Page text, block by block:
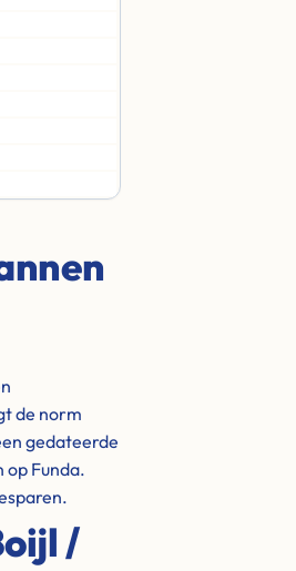
de norm
gedateerde
Funda.
/